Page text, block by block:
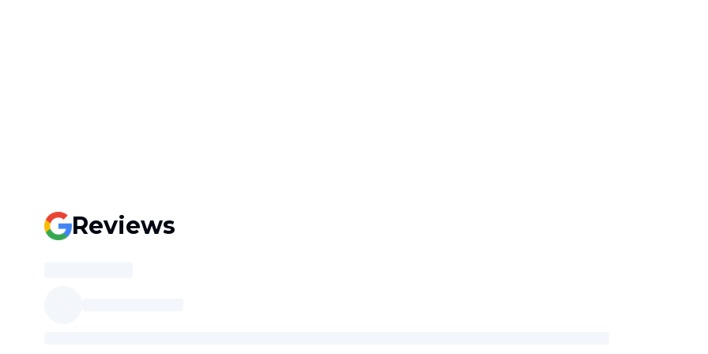
Reviews